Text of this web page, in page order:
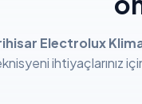
Electrolux
ihtiyaçlarınız